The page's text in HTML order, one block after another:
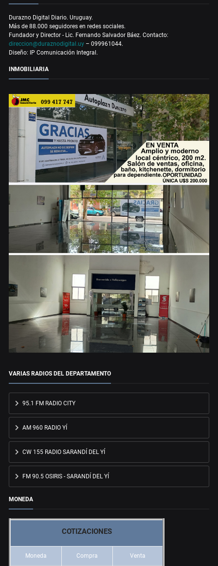
Durazno Digital Diario. Uruguay.
Más de 88.000 seguidores en redes sociales.
Fundador y Director - Lic. Fernando Salvador Báez. Contacto:
direccion@duraznodigital.uy – 099961044.
Diseño: IP Comunicación Integral.
INMOBILIARIA
VARIAS RADIOS DEL DEPARTAMENTO
95.1 FM RADIO CITY
AM 960 RADIO YÍ
CW 155 RADIO SARANDÍ DEL YÍ
FM 90.5 OSIRIS - SARANDÍ DEL YÍ
MONEDA
COTIZACIONES
Moneda Compra Venta